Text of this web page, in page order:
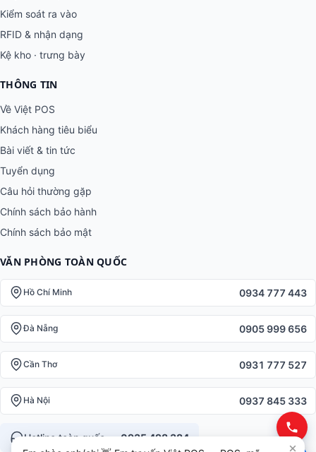
Kiểm soát ra vào
RFID & nhận dạng
Kệ kho · trưng bày
THÔNG TIN
Về Việt POS
Khách hàng tiêu biểu
Bài viết & tin tức
Tuyển dụng
Câu hỏi thường gặp
Chính sách bảo hành
Chính sách bảo mật
VĂN PHÒNG TOÀN QUỐC
Hồ Chí Minh 0934 777 443
Đà Nẵng 0905 999 656
Cần Thơ 0931 777 527
Hà Nội 0937 845 333
Hotline toàn quốc —0935 498 384